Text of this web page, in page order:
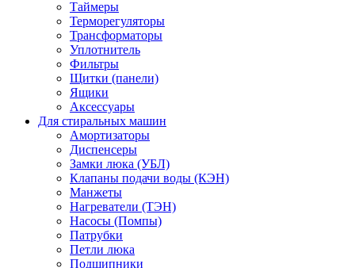
Таймеры
Терморегуляторы
Трансформаторы
Уплотнитель
Фильтры
Щитки (панели)
Ящики
Аксессуары
Для стиральных машин
Амортизаторы
Диспенсеры
Замки люка (УБЛ)
Клапаны подачи воды (КЭН)
Манжеты
Нагреватели (ТЭН)
Насосы (Помпы)
Патрубки
Петли люка
Подшипники